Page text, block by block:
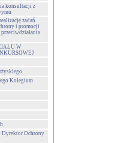
konsultacji z
zadań
i promocji
W
Kolegium
Dyrektor Ochrony